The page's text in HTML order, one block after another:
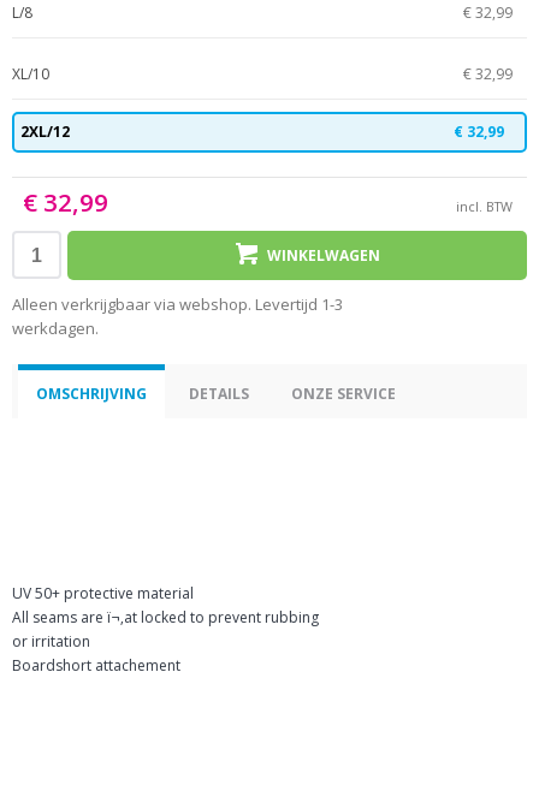
L/8 € 32,99
XL/10 € 32,99
2XL/12 € 32,99
€ 32,99 incl. BTW
WINKELWAGEN
Alleen verkrijgbaar via webshop. Levertijd 1-3
werkdagen.
OMSCHRIJVING DETAILS ONZE SERVICE
UV 50+ protective material
All seams are ï¬‚at locked to prevent rubbing
or irritation
Boardshort attachement